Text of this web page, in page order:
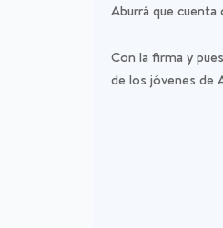
Aburrá que
Con la firma y
de los jóvenes de